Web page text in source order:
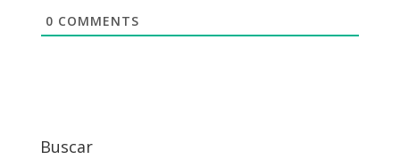
0 COMMENTS
Buscar